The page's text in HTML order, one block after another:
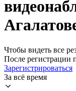
Чтобы видеть все
После регистрации
Зарегистрироваться
За всё время